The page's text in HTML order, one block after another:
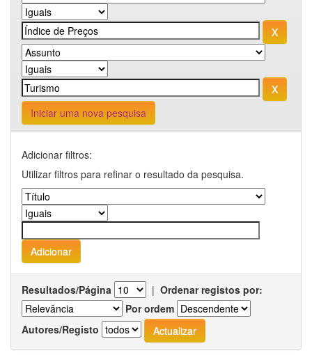
Iniciar uma nova pesquisa
Adicionar filtros:
Utilizar filtros para refinar o resultado da pesquisa.
Resultados/Página | Ordenar registos por:
Por ordem
Autores/Registo